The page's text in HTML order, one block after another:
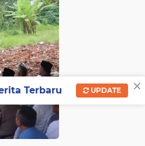
×
Terbaru UPDATE